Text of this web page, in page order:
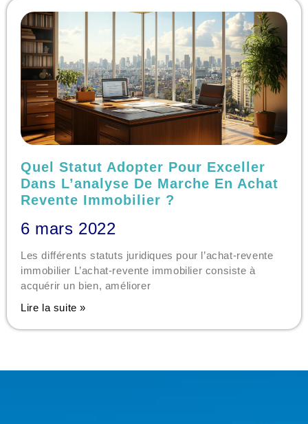
Quel Statut Adopter Pour Exceller
Dans L’analyse De Marche En Achat
Revente Immobilier ?
6 mars 2022
Les différents statuts juridiques pour l’achat-revente
immobilier L’achat-revente immobilier consiste à
acquérir un bien, améliorer
Lire la suite »